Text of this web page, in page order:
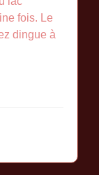
fois. Le
dingue à